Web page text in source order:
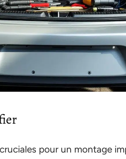
pour un montage